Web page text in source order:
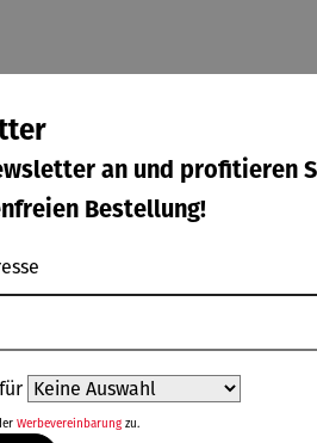
an und profitieren
Bestellung!
Werbevereinbarungzu.